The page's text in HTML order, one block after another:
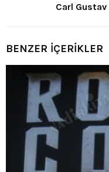
Carl
BENZER İÇERİKLER